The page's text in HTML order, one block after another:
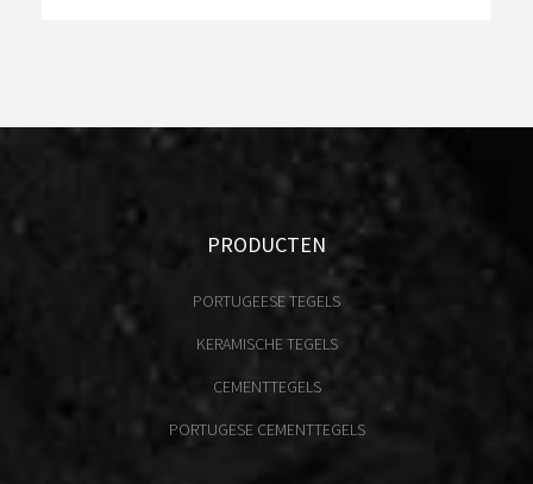
PRODUCTEN
PORTUGEESE TEGELS
KERAMISCHE TEGELS
CEMENTTEGELS
PORTUGESE CEMENTTEGELS